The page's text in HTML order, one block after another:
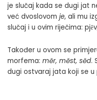
je slučaj kada se dugi jat
već dvoslovom je, ali mu
slučaj i u ovim riječima:
Također u ovom se
morfema: měr, měst, sěd.
dugi ostvaraj jata koji se